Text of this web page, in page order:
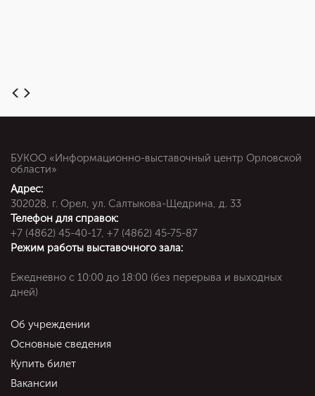
БУКОО «Информационно-выставочный центр Орловской
области»
Адрес:
302028, г. Орел, ул. Салтыкова-Щедрина, д. 33
Телефон для справок:
+7 (4862) 45-40-17, +7 (4862) 45-75-87
Режим работы выставочного зала:
Ежедневно c 10:00 до 18:00 (без перерыва и выходных
дней)
Об учреждении
Основные сведения
Купить билет
Вакансии